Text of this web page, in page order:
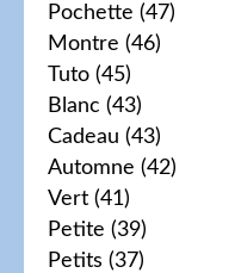
Pochette (47)
Montre (46)
Tuto (45)
Blanc (43)
Cadeau (43)
Automne (42)
Vert (41)
Petite (39)
Petits (37)